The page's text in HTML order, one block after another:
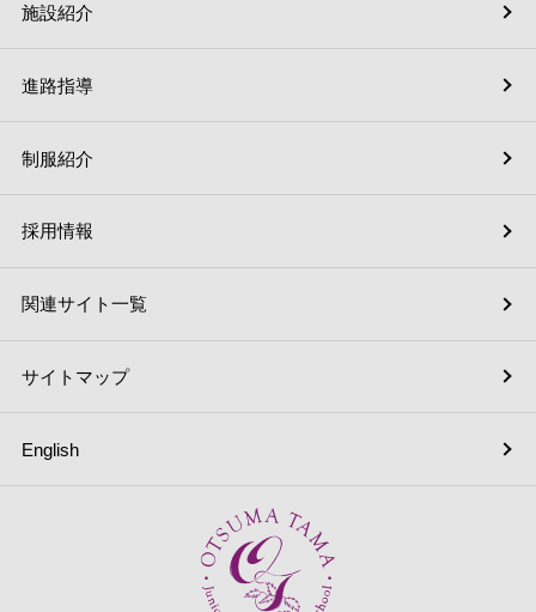
施設紹介
採用情報
English
進路指導
関連サイト一覧
制服紹介
サイトマップ